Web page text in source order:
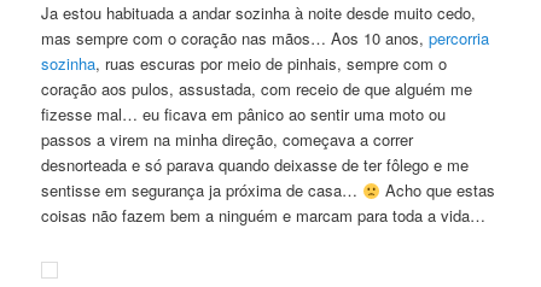
Ja estou habituada a andar sozinha à noite desde muito cedo,
mas sempre com o coração nas mãos… Aos 10 anos,percorria
sozinha, ruas escuras por meio de pinhais, sempre com o
coração aos pulos, assustada, com receio de que alguém me
fizesse mal… eu ficava em pânico ao sentir uma moto ou
passos a virem na minha direção, começava a correr
desnorteada e só parava quando deixasse de ter fôlego e me
sentisse em segurança ja próxima de casa…
Acho que estas
coisas não fazem bem a ninguém e marcam para toda a vida…